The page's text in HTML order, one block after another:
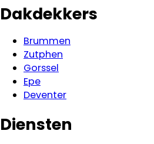
Dakdekkers
Brummen
Zutphen
Gorssel
Epe
Deventer
Diensten